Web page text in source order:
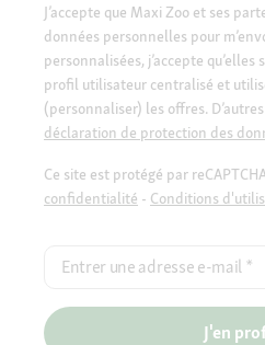
J’accepte que Maxi Zoo et ses
données personnelles pour
personnalisées, j’accepte
profil utilisateur centralisé et
(personnaliser) les offres.
déclaration de protection des
Ce site est protégé par
confidentialité - Conditions
Entrer une adresse e-mail *
J'en